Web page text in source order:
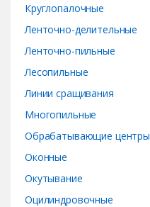
Круглопалочные
Ленточно-делительные
Ленточно-пильные
Лесопильные
Линии сращивания
Многопильные
Обрабатывающие центры
Оконные
Окутывание
Оцилиндровочные